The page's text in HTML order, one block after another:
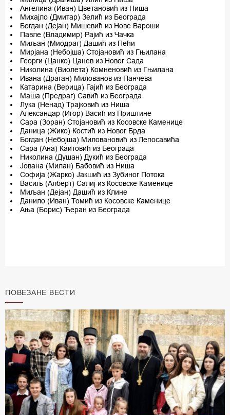
Ангелина (Иван) Цветановић из Ниша
Михајло (Дмитар) Зелић из Београда
Богдан (Дејан) Мишевић из Нове Вароши
Павле (Владимир) Рајић из Чачка
Миљан (Миодраг) Дашић из Пећи
Мирјана (Небојша) Стојановић из Гњилана
Георги (Цанко) Цанев из Новог Сада
Николина (Виолета) Комненовић из Гњилана
Ивана (Драган) Милованов из Панчева
Катарина (Верица) Гајић из Београда
Маша (Предраг) Савић из Београда
Лука (Ненад) Трајковић из Ниша
Александар (Игор) Васић из Приштине
Сара (Зоран) Стојановић из Косовске Каменице
Даница (Жико) Костић из Новог Брда
Богдан (Небојша) Миловановић из Лепосавића
Сара (Ана) Каитовић из Београда
Николина (Душан) Дукић из Београда
Јована (Милан) Бабовић из Ниша
Софија (Жарко) Јакшић из Зубиног Потока
Васиљ (Алберт) Салиј из Косовске Каменице
Миљан (Дејан) Дашић из Клине
Данило (Иван) Томић из Косовске Каменице
Ања (Борис) Ћеран из Београда
ПОВЕЗАНЕ ВЕСТИ